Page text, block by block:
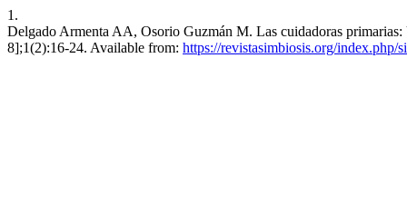
1.
Delgado Armenta AA, Osorio Guzmán M. Las cuidadoras
8];1(2):16-24. Available from: https://revistasimbiosis.org/index.php/